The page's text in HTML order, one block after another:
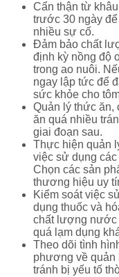
Cẩn thận từ
trước 30 ngày
nhiều sự cố.
Đảm bảo chất
định kỳ nồng độ
trong ao nuôi.
ngay lập tức để
sức khỏe cho
Quản lý thức ăn,
ăn quá nhiều
giai đoạn sau.
Thực hiện quản
việc sử dụng
Chọn các sản
thương hiệu uy
Kiểm soát việc
dụng thuốc và
chất lượng nước
quá lạm dụng
Theo dõi tình
phương về quản
tránh bị yếu tố